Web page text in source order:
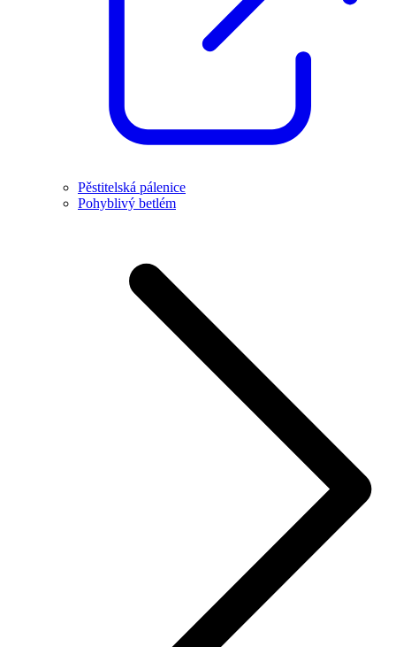
Pěstitelská pálenice
Pohyblivý betlém